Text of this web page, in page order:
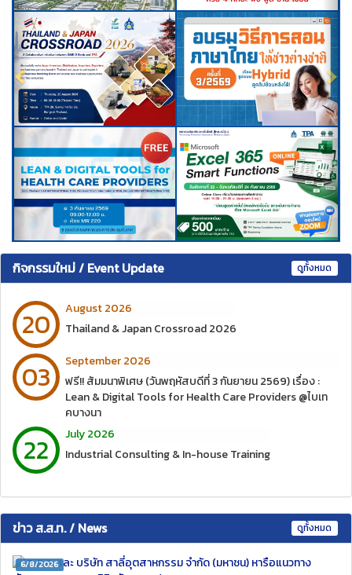
กิจกรรมใหม่ / Event Update ดูทั้งหมด
20
August 2026
Thailand & Japan Crossroad 2026
03
September 2026
ฟรี!! สัมมนาพิเศษ (วันพฤหัสบดีที่ 3 กันยายน 2569) เรื่อง :
Lean & Digital Tools for Health Care Providers @ไบเท
คบางนา
22
July 2026
Industrial Consulting & In-house Training
ข่าว ส.ส.ท. / News ดูทั้งหมด
6/8/2026